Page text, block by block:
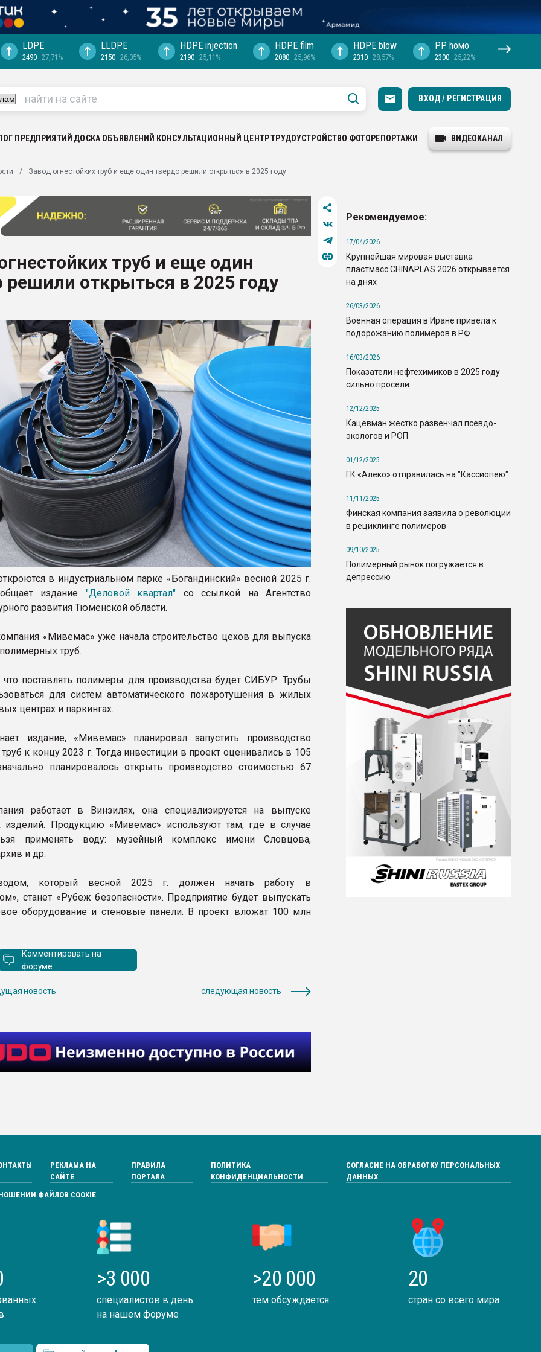
выходит на
рынке
ПЭТ
LDPE
2490 27,71%
LLDPE
2150 26,05%
HDPE injection
2190 25,11%
HDPE film
2080 25,96%
HDPE blow
2310 28,57%
PP hомо
2300 25,22%
ВХОД / РЕГИСТРАЦИЯ
ПРЕДПРИЯТИЙ ДОСКА ОБЪЯВЛЕНИЙ КОНСУЛЬТАЦИОННЫЙ ЦЕНТРТРУДОУСТРОЙСТВО ФОТОРЕПОРТАЖИ ВИДЕОКАНАЛ
Завод огнестойких труб и еще один твердо решили открыться в 2025 году
труб и еще один
решили открыться в 2025 году
в индустриальном парке «Богандинский» весной 2025 г.
издание "Деловой квартал" со ссылкой на Агентство
развития Тюменской области.
«Мивемас» уже начала строительство цехов для выпуска
труб.
что поставлять полимеры для производства будет СИБУР. Трубы
для систем автоматического пожаротушения в жилых
центрах и паркингах.
издание, «Мивемас» планировал запустить производство
к концу 2023 г. Тогда инвестиции в проект оценивались в 105
планировалось открыть производство стоимостью 67
работает в Винзилях, она специализируется на выпуске
изделий. Продукцию «Мивемас» используют там, где в случае
применять воду: музейный комплекс имени Словцова,
и др.
который весной 2025 г. должен начать работу в
станет «Рубеж безопасности». Предприятие будет выпускать
оборудование и стеновые панели. В проект вложат 100 млн
Комментировать на
форуме
новость следующая новость
Рекомендуемое:
17/04/2026
Крупнейшая мировая выставка
пластмасс CHINAPLAS 2026 открывается
на днях
26/03/2026
Военная операция в Иране привела к
подорожанию полимеров в РФ
16/03/2026
Показатели нефтехимиков в 2025 году
сильно просели
12/12/2025
Кацевман жестко развенчал псевдо-
экологов и РОП
01/12/2025
ГК «Алеко» отправилась на "Кассиопею"
11/11/2025
Финская компания заявила о революции
в рециклинге полимеров
09/10/2025
Полимерный рынок погружается в
депрессию
РЕКЛАМА НА
САЙТЕ
ПРАВИЛА
ПОРТАЛА
ПОЛИТИКА
КОНФИДЕНЦИАЛЬНОСТИ
СОГЛАСИЕ НА ОБРАБОТКУ ПЕРСОНАЛЬНЫХ
ДАННЫХ
ФАЙЛОВ COOKIE
>3 000
специалистов в день
на нашем форуме
>20 000
тем обсуждается
20
стран со всего мира